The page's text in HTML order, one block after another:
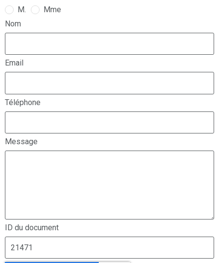
M.
Mme
Nom
Email
Téléphone
Message
ID du document